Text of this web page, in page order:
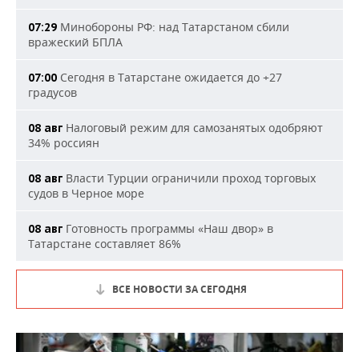
07:29 Минобороны РФ: над Татарстаном сбили
вражеский БПЛА
07:00 Сегодня в Татарстане ожидается до +27
градусов
08 авг Налоговый режим для самозанятых одобряют
34% россиян
08 авг Власти Турции ограничили проход торговых
судов в Черное море
08 авг Готовность программы «Наш двор» в
Татарстане составляет 86%
ВСЕ НОВОСТИ ЗА СЕГОДНЯ